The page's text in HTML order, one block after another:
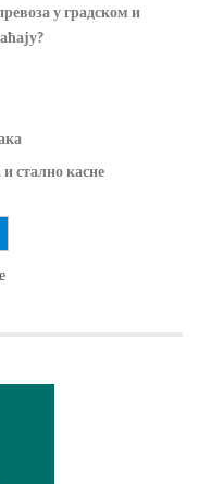
у градском и
стално касне